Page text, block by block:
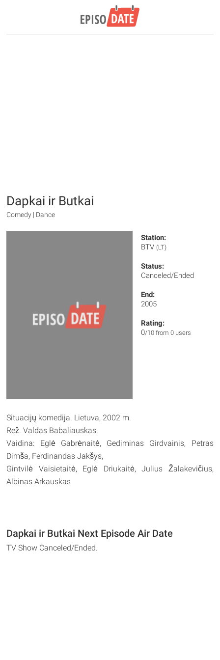
Dapkai ir Butkai
Comedy | Dance
Station:
BTV (LT)
Status:
Canceled/Ended
End:
2005
Rating:
0/10 from 0 users
Situacijų komedija. Lietuva, 2002 m.
Rež. Valdas Babaliauskas.
Vaidina: Eglė Gabrėnaitė, Gediminas Girdvainis, Petras
Dimša, Ferdinandas Jakšys,
Gintvilė Vaisietaitė, Eglė Driukaitė, Julius Žalakevičius,
Albinas Arkauskas
Dapkai ir Butkai Next Episode Air Date
TV Show Canceled/Ended.